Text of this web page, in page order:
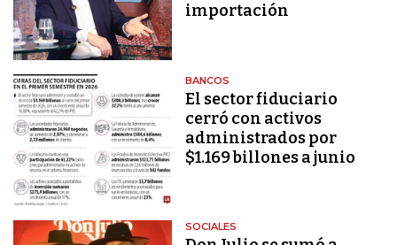
importación
BANCOS
El sector fiduciario
cerró con activos
administrados por
$1.169 billones a junio
SOCIALES